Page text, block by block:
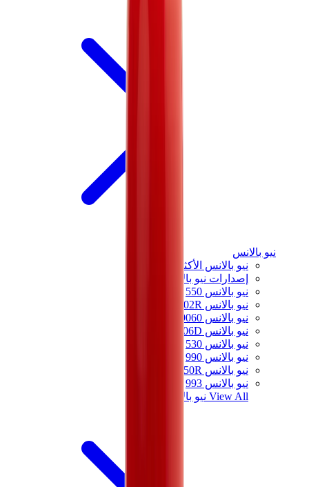
نيو بالانس
نيو بالانس الأكثر مبيعاً
إصدارات نيو بالانس الجديدة
نيو بالانس 550
نيو بالانس 2002R
نيو بالانس 9060
نيو بالانس 1906D
نيو بالانس 530
نيو بالانس 990
نيو بالانس 650R
نيو بالانس 993
View All نيو بالانس